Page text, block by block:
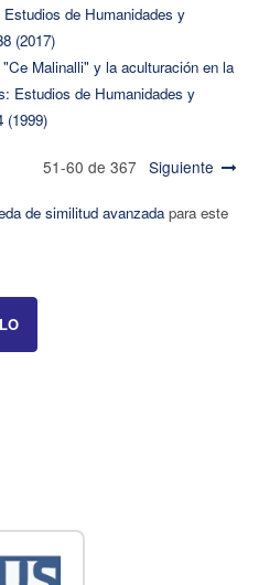
de Humanidades y
(2017)
"Ce Malinalli" y la aculturación en la
Estudios de Humanidades y
(1999)
51-60 de 367 Siguiente
de similitud avanzadapara este